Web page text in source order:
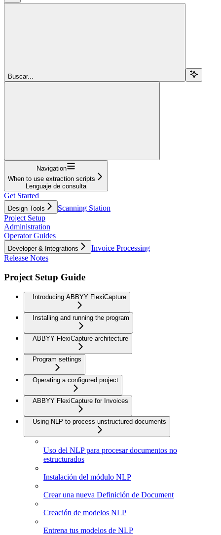
Buscar...
Navigation
When to use extraction scripts
Lenguaje de consulta
Get Started
Design Tools
Scanning Station
Project Setup
Administration
Operator Guides
Developer & Integrations
Invoice Processing
Release Notes
Project Setup Guide
Introducing ABBYY FlexiCapture
Installing and running the program
ABBYY FlexiCapture architecture
Program settings
Operating a configured project
ABBYY FlexiCapture for Invoices
Using NLP to process unstructured documents
Uso del NLP para procesar documentos no
estructurados
Instalación del módulo NLP
Crear una nueva Definición de Document
Creación de modelos NLP
Entrena tus modelos de NLP